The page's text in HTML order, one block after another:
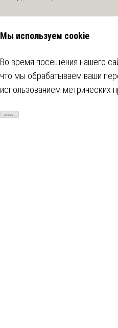
Мы используем cookie
Во время посещения нашего
что мы обрабатываем ваши
использованием метрических
Согласен